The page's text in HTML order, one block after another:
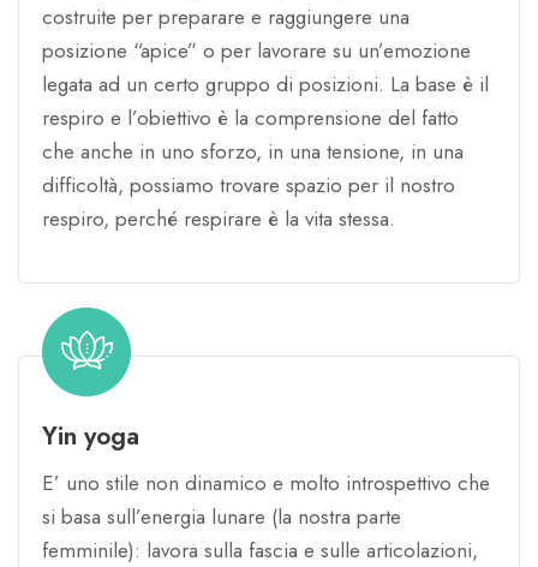
costruite per preparare e raggiungere una
posizione “apice” o per lavorare su un’emozione
legata ad un certo gruppo di posizioni. La base è il
respiro e l’obiettivo è la comprensione del fatto
che anche in uno sforzo, in una tensione, in una
difficoltà, possiamo trovare spazio per il nostro
respiro, perché respirare è la vita stessa.
Yin yoga
E’ uno stile non dinamico e molto introspettivo che
si basa sull’energia lunare (la nostra parte
femminile): lavora sulla fascia e sulle articolazioni,